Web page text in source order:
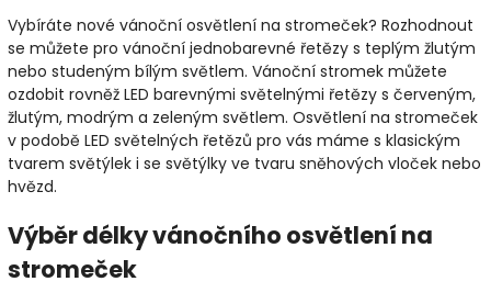
Vybíráte nové vánoční osvětlení na stromeček? Rozhodnout
se můžete pro vánoční jednobarevné řetězy s teplým žlutým
nebo studeným bílým světlem. Vánoční stromek můžete
ozdobit rovněž LED barevnými světelnými řetězy s červeným,
žlutým, modrým a zeleným světlem. Osvětlení na stromeček
v podobě LED světelných řetězů pro vás máme s klasickým
tvarem světýlek i se světýlky ve tvaru sněhových vloček nebo
hvězd.
Výběr délky vánočního osvětlení na
stromeček